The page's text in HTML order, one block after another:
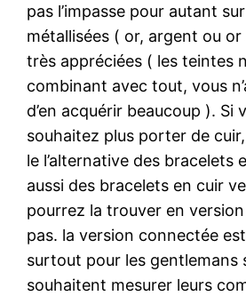
pas l’impasse pour autant
métallisées ( or, argent ou
très appréciées ( les teintes
combinant avec tout, vous
d’en acquérir beaucoup ). Si
souhaitez plus porter de
le l’alternative des bracelets
aussi des bracelets en cuir
pourrez la trouver en
pas. la version connectée
surtout pour les gentlemans
souhaitent mesurer leurs